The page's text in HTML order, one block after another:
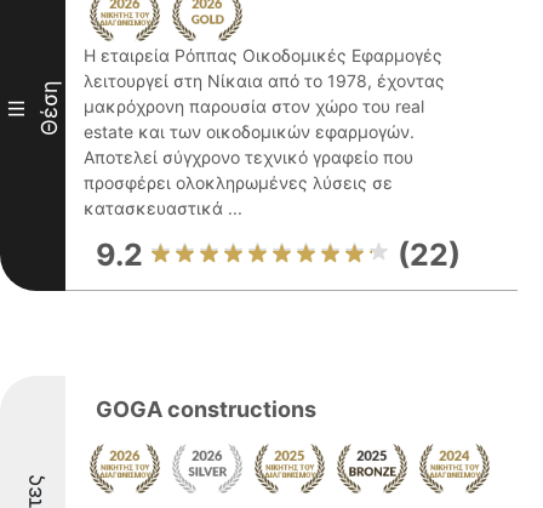
III Θέση
Η εταιρεία Ρόππας Οικοδομικές Εφαρμογές
λειτουργεί στη Νίκαια από το 1978, έχοντας
μακρόχρονη παρουσία στον χώρο του real
estate και των οικοδομικών εφαρμογών.
Αποτελεί σύγχρονο τεχνικό γραφείο που
προσφέρει ολοκληρωμένες λύσεις σε
κατασκευαστικά ...
9.2 (22)
GOGA constructions